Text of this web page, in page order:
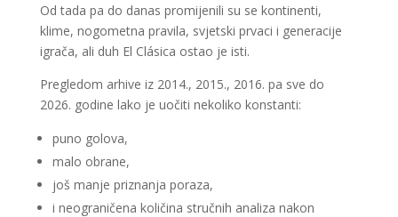
Od tada pa do danas promijenili su se kontinenti,
klime, nogometna pravila, svjetski prvaci i generacije
igrača, ali duh El Clásica ostao je isti.
Pregledom arhive iz 2014., 2015., 2016. pa sve do
2026. godine lako je uočiti nekoliko konstanti:
puno golova,
malo obrane,
još manje priznanja poraza,
i neograničena količina stručnih analiza nakon